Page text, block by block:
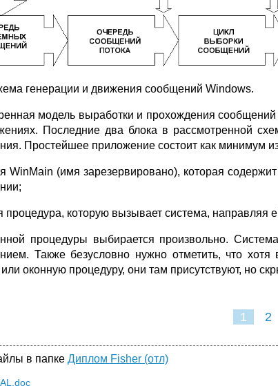
генерации и движения сообщений Windows.
модель выработки и прохождения
Последние два блока в рассмотренной
Простейшее приложение состоит как минимум
WinMain (имя зарезервировано), которая
процедура, которую вызывает система, направляя
процедуры выбирается произвольно.
Также безусловно нужно отметить, что
оконную процедуру, они там присутствуют, но
1 2
в папке Диплом Fisher (отл)